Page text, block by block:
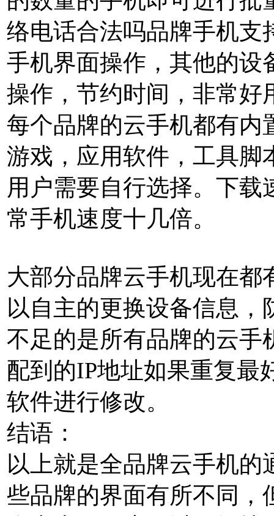
络电话合法吗品牌手机支
手机界面操作，其他的设
操作，节约时间，非常好
每个品牌的云手机都有内
游戏，应用软件，工具脚
用户需要自行选择。下载
常手机速度十几倍。
大部分品牌云手机现在都
以自主的更换设备信息，
不足的是所有品牌的云手
配到的IP地址如果重复最
软件进行修改。
结语：
以上就是全品牌云手机的
些品牌的界面有所不同，